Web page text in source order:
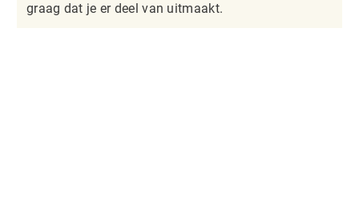
graag dat je er deel van uitmaakt.